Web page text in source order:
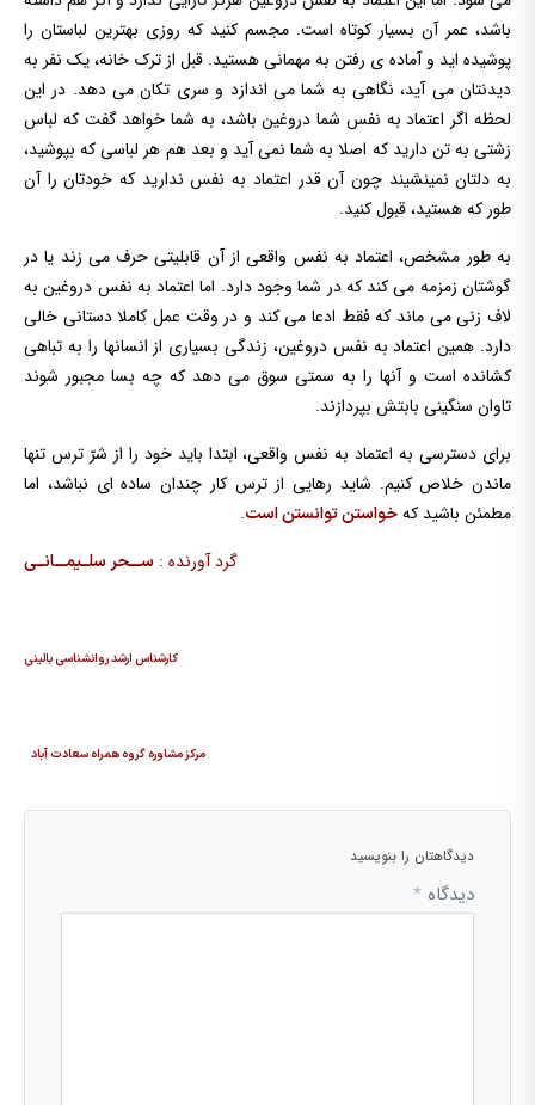
باشد، عمر آن بسیار کوتاه است. مجسم کنید که روزی بهترین لباستان را
پوشیده اید و آماده ی رفتن به مهمانی هستید. قبل از ترک خانه، یک نفر به
دیدنتان می آید، نگاهی به شما می اندازد و سری تکان می دهد. در این
لحظه اگر اعتماد به نفس شما دروغین باشد، به شما خواهد گفت که لباس
زشتی به تن دارید که اصلا به شما نمی آید و بعد هم هر لباسی که بپوشید،
به دلتان نمینشیند چون آن قدر اعتماد به نفس ندارید که خودتان را آن
طور که هستید، قبول کنید.
به طور مشخص، اعتماد به نفس واقعی از آن قابلیتی حرف می زند یا در
گوشتان زمزمه می کند که در شما وجود دارد. اما اعتماد به نفس دروغین به
لاف زنی می ماند که فقط ادعا می کند و در وقت عمل کاملا دستانی خالی
دارد. همین اعتماد به نفس دروغین، زندگی بسیاری از انسانها را به تباهی
کشانده است و آنها را به سمتی سوق می دهد که چه بسا مجبور شوند
تاوان سنگینی بابتش بپردازند.
برای دسترسی به اعتماد به نفس واقعی، ابتدا باید خود را از شرّ ترس تنها
ماندن خلاص کنیم. شاید رهایی از ترس کار چندان ساده ای نباشد، اما
مطمئن باشید کهخواستن توانستن است.
گرد آورنده : ســـحر سلــیمـــانــی
کارشناس ارشد روانشناسی بالینی
مرکز مشاوره گروه همراه سعادت آباد
دیدگاهتان را بنویسید
دیدگاه *